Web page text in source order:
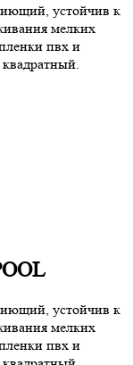
устойчив к
мелких
пвх и
устойчив к
мелких
пвх и